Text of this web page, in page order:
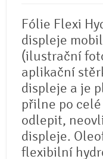
Fólie Flexi
displeje
(ilustrační
aplikační
displeje a je
přilne po
odlepit,
displeje.
flexibilní